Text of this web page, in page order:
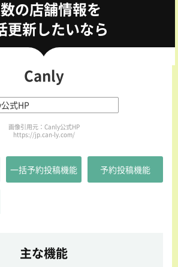
の店舗情報を
更新したいなら
Canly
画像引用元：Canly公式HP
https://jp.can-ly.com/
一括予約投稿機能 予約投稿機能
主な機能